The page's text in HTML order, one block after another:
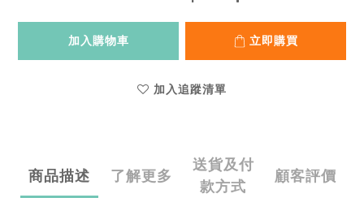
加入購物車 立即購買
加入追蹤清單
商品描述 了解更多
送貨及付
款方式
顧客評價